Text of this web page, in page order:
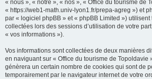
« nous », « notre », « nos », « Office du tourisme de
« https://web1-math.univ-lyon1.fr/prepa-agreg ») et
par « logiciel phpBB » et « phpBB Limited »)
collectées lors des sessions d’utilisation de votre
« vos informations »).
Vos informations sont collectées de deux manières
en naviguant sur « Office du tourisme de Topoldavie
génèrera un certain nombre de cookies qui sont de
temporairement par le navigateur internet de votre